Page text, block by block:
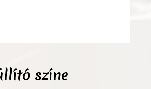
színe